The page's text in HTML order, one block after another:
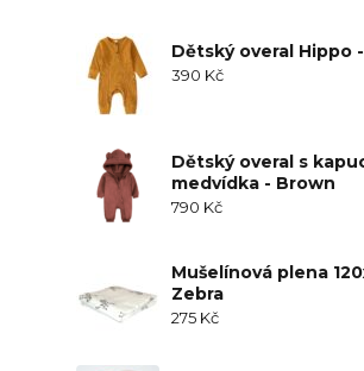
Dětský overal Hippo
390 Kč
Dětský overal s
medvídka - Brown
790 Kč
Mušelínová plena
Zebra
275 Kč